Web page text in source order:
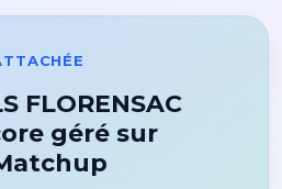
FLORENSAC
géré sur